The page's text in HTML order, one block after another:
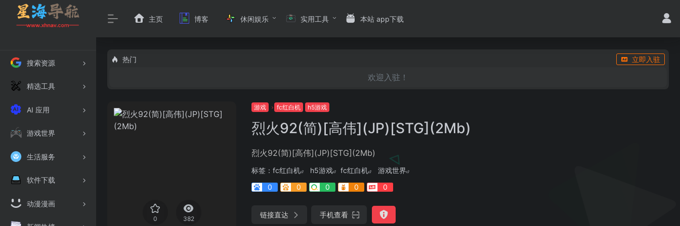
搜索资源
精选工具
AI 应用
游戏世界
生活服务
软件下载
动漫漫画
主页 博客 休闲娱乐 实用工具 本站 app下载
热门 立即入驻
欢迎入驻！
0 382
游戏 fc红白机 h5游戏
烈火92(简)[高伟](JP)[STG](2Mb)
烈火92(简)[高伟](JP)[STG](2Mb)
标签： fc红白机 h5游戏 fc红白机
游戏世界
0
0 0 0 0
链接直达 手机查看